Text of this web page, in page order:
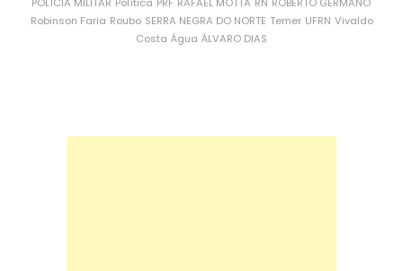
Robinson Faria Roubo SERRA NEGRA DO NORTE Temer UFRN Vivaldo
Costa Água ÁLVARO DIAS